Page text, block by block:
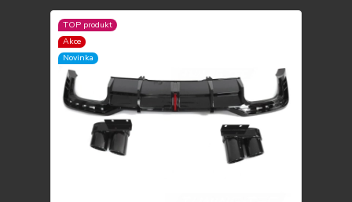
TOP produkt
Akce
Novinka